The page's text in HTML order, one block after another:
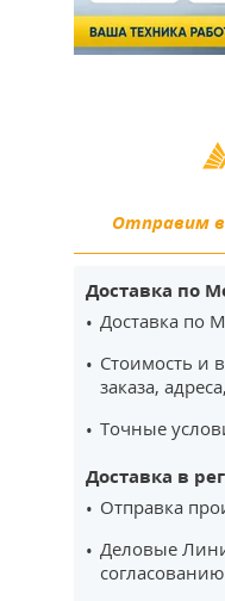
Отправим в
Доставка по
Доставка по
Стоимость и
заказа,
Точные
Доставка в
Отправка
Деловые